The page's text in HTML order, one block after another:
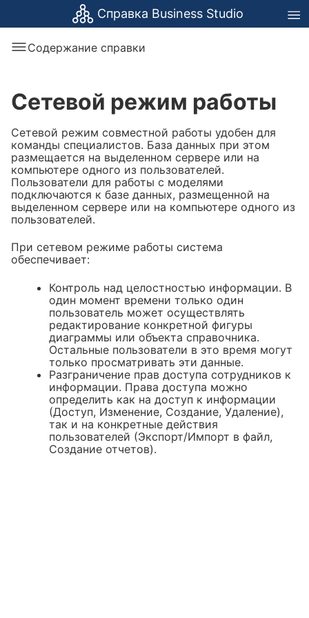
Справка Business Studio
Содержание справки
Сетевой режим работы
Сетевой режим совместной работы удобен для
команды специалистов. База данных при этом
размещается на выделенном сервере или на
компьютере одного из пользователей.
Пользователи для работы с моделями
подключаются к базе данных, размещенной на
выделенном сервере или на компьютере одного из
пользователей.
При сетевом режиме работы система
обеспечивает:
Контроль над целостностью информации. В
один момент времени только один
пользователь может осуществлять
редактирование конкретной фигуры
диаграммы или объекта справочника.
Остальные пользователи в это время могут
только просматривать эти данные.
Разграничение прав доступа сотрудников к
информации. Права доступа можно
определить как на доступ к информации
(Доступ, Изменение, Создание, Удаление),
так и на конкретные действия
пользователей (Экспорт/Импорт в файл,
Создание отчетов).